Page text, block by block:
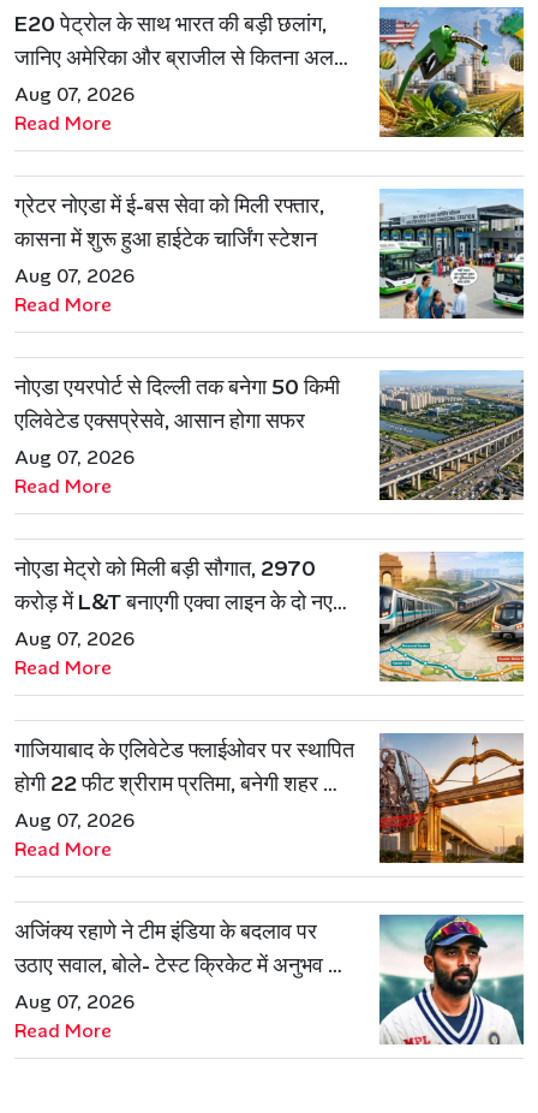
E20 पेट्रोल के साथ भारत की बड़ी छलांग,
जानिए अमेरिका और ब्राजील से कितना अलग
है एथेनॉल मॉडल
Aug 07, 2026
Read More
ग्रेटर नोएडा में ई-बस सेवा को मिली रफ्तार,
कासना में शुरू हुआ हाईटेक चार्जिंग स्टेशन
Aug 07, 2026
Read More
नोएडा एयरपोर्ट से दिल्ली तक बनेगा 50 किमी
एलिवेटेड एक्सप्रेसवे, आसान होगा सफर
Aug 07, 2026
Read More
नोएडा मेट्रो को मिली बड़ी सौगात, 2970
करोड़ में L&T बनाएगी एक्वा लाइन के दो नए
रूट
Aug 07, 2026
Read More
गाजियाबाद के एलिवेटेड फ्लाईओवर पर स्थापित
होगी 22 फीट श्रीराम प्रतिमा, बनेगी शहर की
नई पहचान
Aug 07, 2026
Read More
अजिंक्य रहाणे ने टीम इंडिया के बदलाव पर
उठाए सवाल, बोले- टेस्ट क्रिकेट में अनुभव की
जरूरत हमेशा रहेगी
Aug 07, 2026
Read More